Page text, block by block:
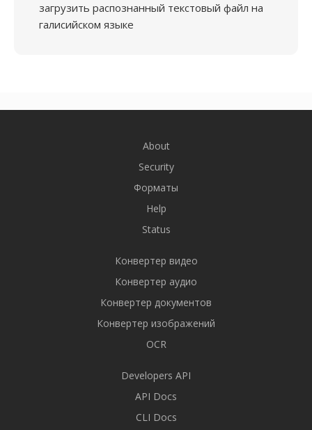
загрузить распознанный текстовый файл на
галисийском языке
About
Security
Форматы
Help
Status
Конвертер видео
Конвертер аудио
Конвертер документов
Конвертер изображений
OCR
Developers API
API Docs
CLI Docs